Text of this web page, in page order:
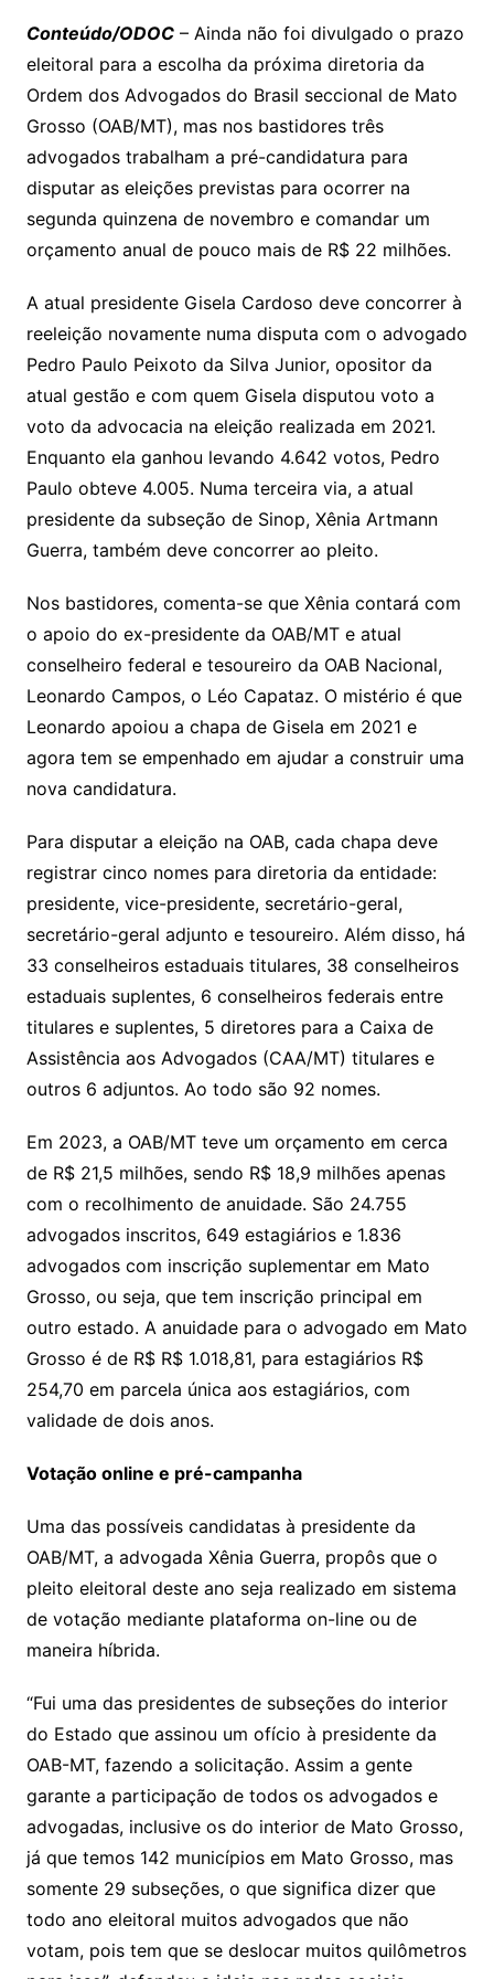
Li
n
k
A
p
p
a
m
dI
n
e
Cl
a
o
m
s
a
g
e
o
k.
c
o
m
p
e
o
o
M
ai
l
a
d
s
l
e
Conteúdo/ODOC – Ainda não foi divulgado o prazo
eleitoral para a escolha da próxima diretoria da
Ordem dos Advogados do Brasil seccional de Mato
Grosso (OAB/MT), mas nos bastidores três
advogados trabalham a pré-candidatura para
disputar as eleições previstas para ocorrer na
segunda quinzena de novembro e comandar um
orçamento anual de pouco mais de R$ 22 milhões.
A atual presidente Gisela Cardoso deve concorrer à
reeleição novamente numa disputa com o advogado
Pedro Paulo Peixoto da Silva Junior, opositor da
atual gestão e com quem Gisela disputou voto a
voto da advocacia na eleição realizada em 2021.
Enquanto ela ganhou levando 4.642 votos, Pedro
Paulo obteve 4.005. Numa terceira via, a atual
presidente da subseção de Sinop, Xênia Artmann
Guerra, também deve concorrer ao pleito.
Nos bastidores, comenta-se que Xênia contará com
o apoio do ex-presidente da OAB/MT e atual
conselheiro federal e tesoureiro da OAB Nacional,
Leonardo Campos, o Léo Capataz. O mistério é que
Leonardo apoiou a chapa de Gisela em 2021 e
agora tem se empenhado em ajudar a construir uma
nova candidatura.
Para disputar a eleição na OAB, cada chapa deve
registrar cinco nomes para diretoria da entidade:
presidente, vice-presidente, secretário-geral,
secretário-geral adjunto e tesoureiro. Além disso, há
33 conselheiros estaduais titulares, 38 conselheiros
estaduais suplentes, 6 conselheiros federais entre
titulares e suplentes, 5 diretores para a Caixa de
Assistência aos Advogados (CAA/MT) titulares e
outros 6 adjuntos. Ao todo são 92 nomes.
Em 2023, a OAB/MT teve um orçamento em cerca
de R$ 21,5 milhões, sendo R$ 18,9 milhões apenas
com o recolhimento de anuidade. São 24.755
advogados inscritos, 649 estagiários e 1.836
advogados com inscrição suplementar em Mato
Grosso, ou seja, que tem inscrição principal em
outro estado. A anuidade para o advogado em Mato
Grosso é de R$ R$ 1.018,81, para estagiários R$
254,70 em parcela única aos estagiários, com
validade de dois anos.
Votação online e pré-campanha
Uma das possíveis candidatas à presidente da
OAB/MT, a advogada Xênia Guerra, propôs que o
pleito eleitoral deste ano seja realizado em sistema
de votação mediante plataforma on-line ou de
maneira híbrida.
“Fui uma das presidentes de subseções do interior
do Estado que assinou um ofício à presidente da
OAB-MT, fazendo a solicitação. Assim a gente
garante a participação de todos os advogados e
advogadas, inclusive os do interior de Mato Grosso,
já que temos 142 municípios em Mato Grosso, mas
somente 29 subseções, o que significa dizer que
todo ano eleitoral muitos advogados que não
votam, pois tem que se deslocar muitos quilômetros